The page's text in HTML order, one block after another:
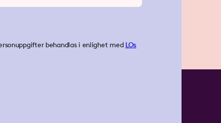
behandlas i enlighet med LOs